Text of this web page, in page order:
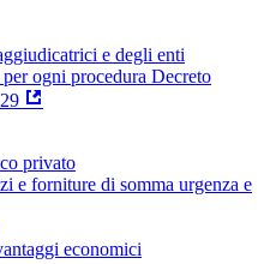
e degli enti
ogni procedura Decreto
privato
e forniture di somma urgenza e
economici